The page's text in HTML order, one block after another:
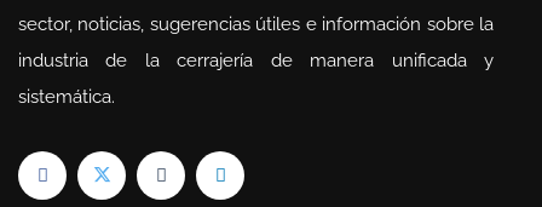
sector, noticias, sugerencias útiles e información sobre la
industria de la cerrajería de manera unificada y
sistemática.